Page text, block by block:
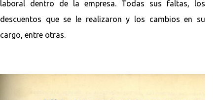
laboral dentro de la empresa. Todas sus faltas, los
descuentos que se le realizaron y los cambios en su
cargo, entre otras.